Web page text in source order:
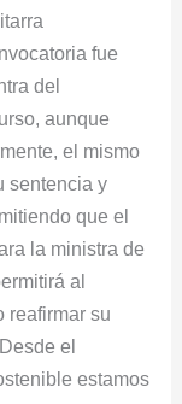
fue
del
aunque
el mismo
sentencia y
que el
la ministra de
al
reafirmar su
el
estamos